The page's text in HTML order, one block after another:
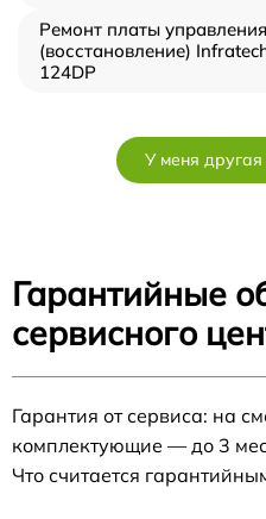
Ремонт платы управления
(восстановление)
124DP
У меня другая
Гарантийные
сервисного
Гарантия от сервиса: на
комплектующие — до 3
Что считается